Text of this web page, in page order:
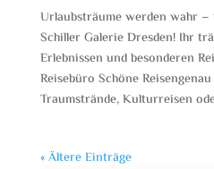
Urlaubsträume werden wahr –
Schiller Galerie Dresden! Ihr
Erlebnissen und besonderen
Reisebüro Schöne
Traumstrände, Kulturreisen
« Ältere Einträge